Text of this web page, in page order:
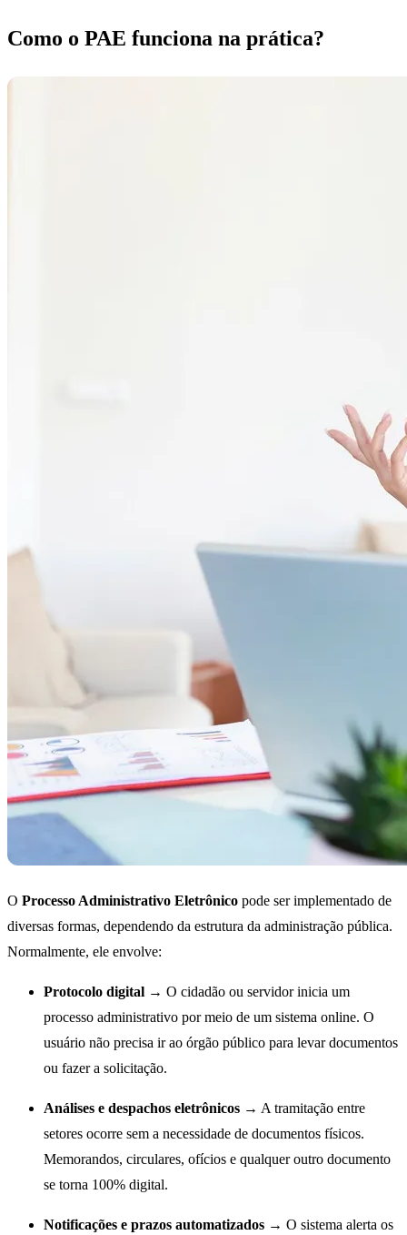
Como o PAE funciona na prática?
O Processo Administrativo Eletrônico pode ser implementado de
diversas formas, dependendo da estrutura da administração pública.
Normalmente, ele envolve:
Protocolo digital → O cidadão ou servidor inicia um
processo administrativo por meio de um sistema online. O
usuário não precisa ir ao órgão público para levar documentos
ou fazer a solicitação.
Análises e despachos eletrônicos → A tramitação entre
setores ocorre sem a necessidade de documentos físicos.
Memorandos, circulares, ofícios e qualquer outro documento
se torna 100% digital.
Notificações e prazos automatizados → O sistema alerta os